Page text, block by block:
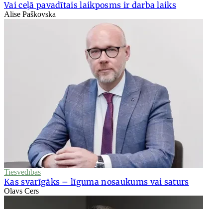
Vai ceļā pavadītais laikposms ir darba laiks
Alise Paškovska
Tiesvedības
Kas svarīgāks – līguma nosaukums vai saturs
Olavs Cers